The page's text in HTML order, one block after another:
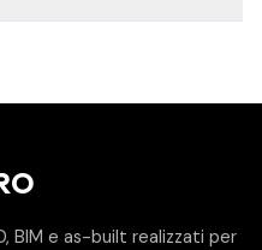
BIM e as-built realizzati per